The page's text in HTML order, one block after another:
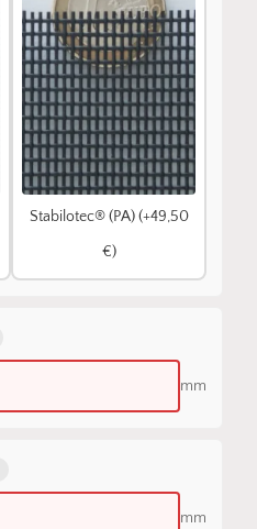
Stabilotec® (PA) (+49,50
€)
mm
mm